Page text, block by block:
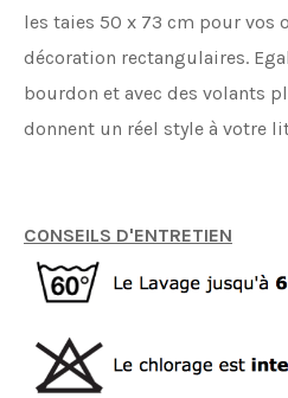
les taies 50 x 73 cm pour vos
décoration rectangulaires.
bourdon et avec des volants
donnent un réel style à votre
CONSEILS D'ENTRETIEN